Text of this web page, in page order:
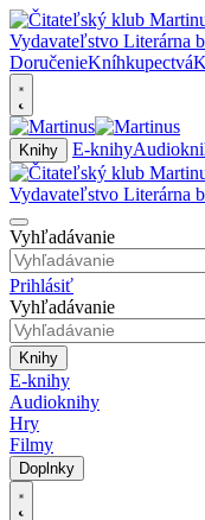
DoručenieKníhkupectvá
Knihy E-knihy
Vyhľadávanie
Prihlásiť
Vyhľadávanie
Knihy
E-knihy
Audioknihy
Hry
Filmy
Doplnky